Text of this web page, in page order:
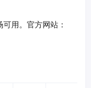
用。官方网站：